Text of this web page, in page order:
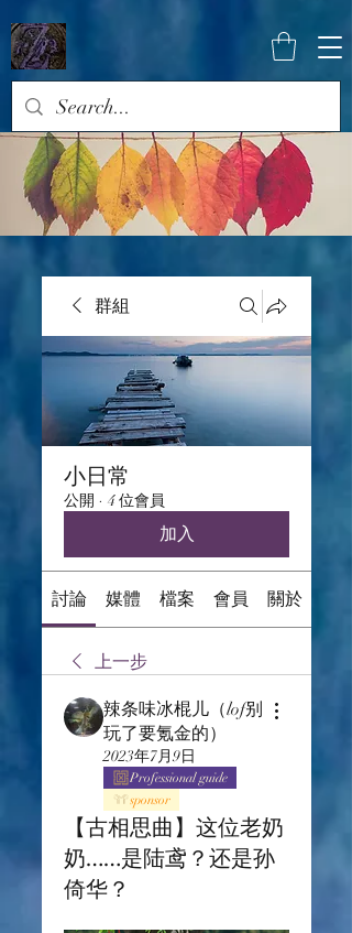
群組
小日常
公開 · 4 位會員
加入
討論 媒體 檔案 會員 關於
上一步
辣条味冰棍儿（lof别
玩了要氪金的）
2023年7月9日
Professional guide
sponsor
【古相思曲】这位老奶
奶……是陆鸢？还是孙
倚华？